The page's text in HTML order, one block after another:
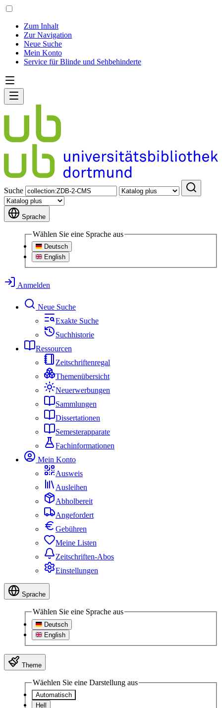
Zum Inhalt
Zur Navigation
Neue Suche
Mein Konto
Service für Blinde und Sehbehinderte
Suche
Sprache
Wählen Sie eine Sprache aus
Deutsch
English
Anmelden
Neue Suche
Exakte Suche
Suchhistorie
Ressourcen
Zeitschriftenregal
Themenübersicht
Neuerwerbungen
Sammlungen
Dissertationen
Semesterapparate
Fachinformationen
Mein Konto
Ausweis
Ausleihen
Abholbereit
Angefordert
Gebühren
Meine Listen
Zeitschriften-Abos
Einstellungen
Sprache
Wählen Sie eine Sprache aus
Deutsch
English
Theme
Wäehlen Sie eine Darstellung aus
Automatisch
Hell